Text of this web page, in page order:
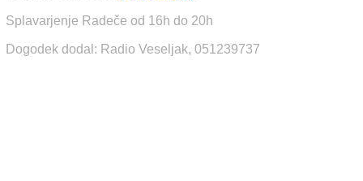
Splavarjenje Radeče od 16h do 20h
Dogodek dodal: Radio Veseljak, 051239737